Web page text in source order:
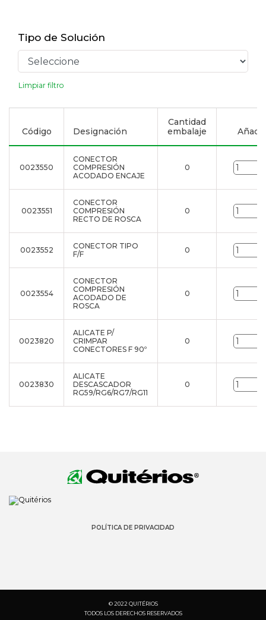
Tipo de Solución
Limpiar filtro
Código Designación
Cantidad
embalaje
0023550
CONECTOR
COMPRESIÓN
ACODADO ENCAJE
0
0023551
CONECTOR
COMPRESIÓN
RECTO DE ROSCA
0
0023552
CONECTOR TIPO
F/F
0
0023554
CONECTOR
COMPRESIÓN
ACODADO DE
ROSCA
0
0023820
ALICATE P/
CRIMPAR
CONECTORES F 90º
0
0023830
ALICATE
DESCASCADOR
RG59/RG6/RG7/RG11
0
POLÍTICA DE PRIVACIDAD
© 2022 QUITÉRIOS
TODOS LOS DERECHOS RESERVADOS